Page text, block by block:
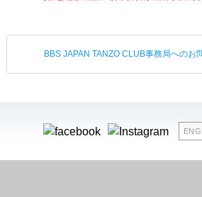
BBS JAPAN TANZO CLUB事務局へのお